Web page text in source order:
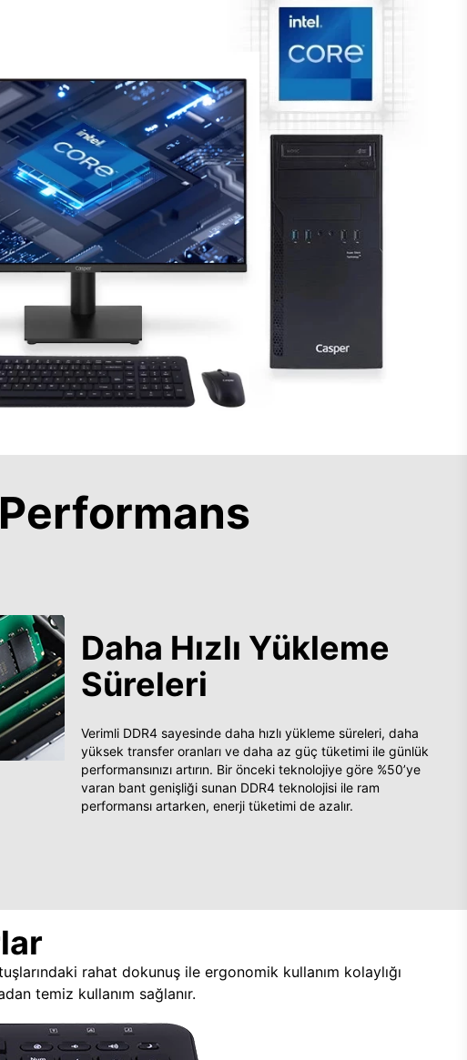
Daha Hızlı Yükleme
Süreleri
Verimli DDR4 sayesinde daha hızlı yükleme süreleri, daha
yüksek transfer oranları ve daha az güç tüketimi ile günlük
performansınızı artırın. Bir önceki teknolojiye göre %50’ye
varan bant genişliği sunan DDR4 teknolojisi ile ram
performansı artarken, enerji tüketimi de azalır.
rahat dokunuş ile ergonomik kullanım kolaylığı
temiz kullanım sağlanır.